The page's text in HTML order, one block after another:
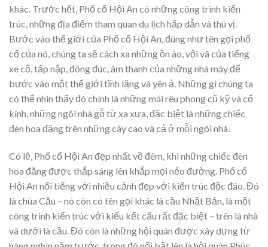
khác. Trước hết, Phố cổ Hội An có những công trình kiến
trúc, những địa điểm tham quan du lịch hấp dẫn và thú vị.
Bước vào thế giới của Phố cổ Hội An, đúng như tên gọi phố
cổ của nó, chúng ta sẽ cách xa những ồn ào, vội vã của tiếng
xe cộ, tấp nập, đông đúc, âm thanh của những nhà máy để
bước vào một thế giới tĩnh lặng và yên ả. Những gì chúng ta
có thể nhìn thấy đó chính là những mái rêu phong cũ kỹ và cổ
kính, những ngôi nhà gỗ từ xa xưa, đặc biệt là những chiếc
đèn hoa đăng trên những cây cao và cả ở mỗi ngôi nhà.
Có lẽ, Phố cổ Hội An đẹp nhất về đêm, khi những chiếc đèn
hoa đăng được thắp sáng lên khắp mọi nẻo đường. Phố cổ
Hội An nổi tiếng với nhiều cảnh đẹp với kiến trúc độc đáo. Đó
là chùa Cầu – nó còn có tên gọi khác là cầu Nhật Bản, là một
công trình kiến trúc với kiểu kết cấu rất đặc biệt – trên là nhà
và dưới là cầu. Đó còn là những hội quán được xây dựng từ